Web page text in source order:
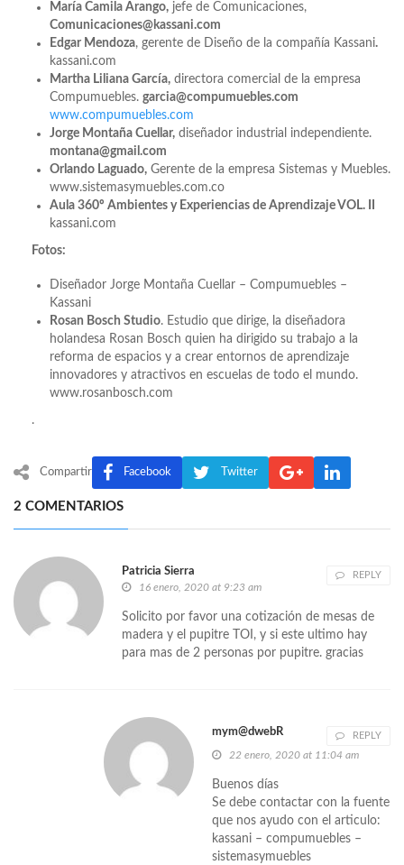
María Camila Arango, jefe de Comunicaciones,
Comunicaciones@kassani.com
Edgar Mendoza, gerente de Diseño de la compañía Kassani.
kassani.com
Martha Liliana García, directora comercial de la empresa
Compumuebles. garcia@compumuebles.com
www.compumuebles.com
Jorge Montaña Cuellar, diseñador industrial independiente.
montana@gmail.com
Orlando Laguado, Gerente de la empresa Sistemas y Muebles.
www.sistemasymuebles.com.co
Aula 360º Ambientes y Experiencias de Aprendizaje VOL. II
kassani.com
Fotos:
Diseñador Jorge Montaña Cuellar – Compumuebles –
Kassani
Rosan Bosch Studio. Estudio que dirige, la diseñadora
holandesa Rosan Bosch quien ha dirigido su trabajo a la
reforma de espacios y a crear entornos de aprendizaje
innovadores y atractivos en escuelas de todo el mundo.
www.rosanbosch.com
.
Compartir Facebook Twitter
2 COMENTARIOS
Patricia Sierra REPLY
16 enero, 2020 at 9:23 am
Solicito por favor una cotización de mesas de
madera y el pupitre TOI, y si este ultimo hay
para mas de 2 personas por pupitre. gracias
mym@dwebR REPLY
22 enero, 2020 at 11:04 am
Buenos días
Se debe contactar con la fuente
que nos ayudo con el articulo:
kassani – compumuebles –
sistemasymuebles